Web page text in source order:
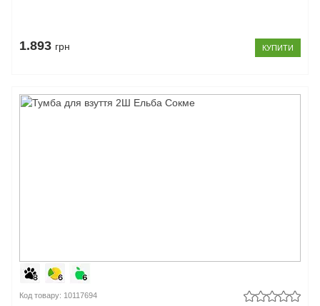
1.893 грн КУПИТИ
Код товару: 10117694